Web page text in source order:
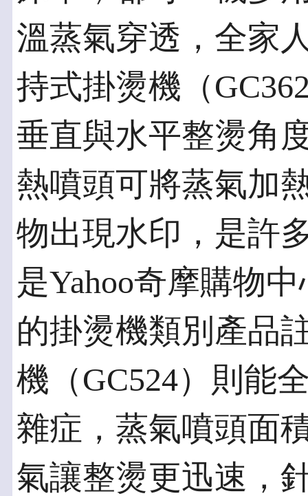
溫蒸氣穿透，全家
持式掛燙機（
垂直與水平整燙角
熱噴頭可將蒸氣加
物出現水印，是許
是Yahoo奇摩購物
的掛燙機類別產品
機（GC524）則能
雜症，蒸氣噴頭面
氣讓整燙更迅速，